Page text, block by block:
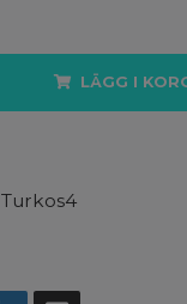
LÄGG I
Turkos4